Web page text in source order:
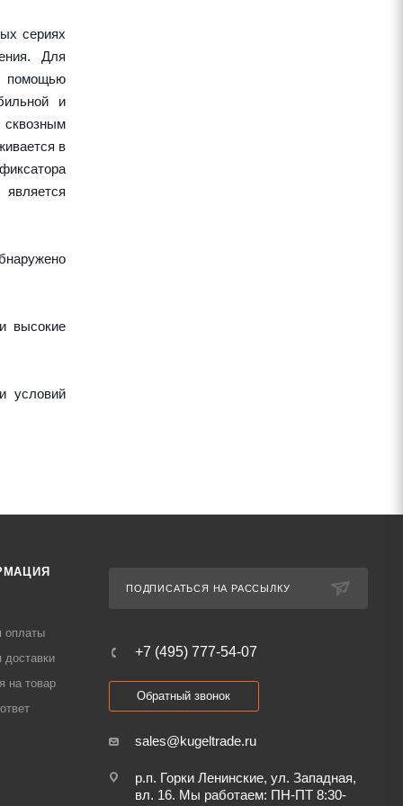
сериях
Для
помощью
и
в
высокие
условий
оплаты
доставки
на товар
ПОДПИСАТЬСЯ НА РАССЫЛКУ
+7 (495) 777-54-07
Обратный звонок
sales@kugeltrade.ru
р.п. Горки Ленинские, ул. Западная,
вл. 16. Мы работаем: ПН-ПТ 8:30-